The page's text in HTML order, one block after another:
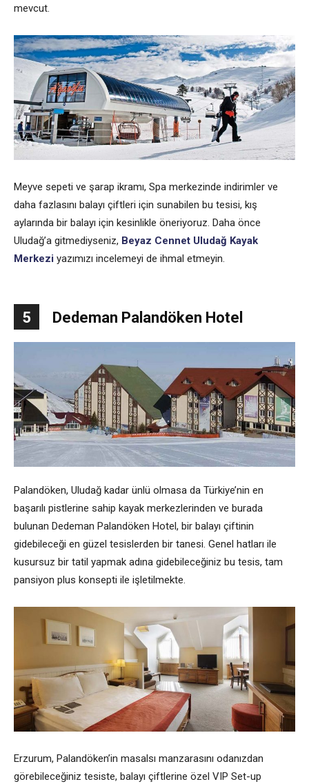
mevcut.
Meyve sepeti ve şarap ikramı, Spa merkezinde indirimler ve
daha fazlasını balayı çiftleri için sunabilen bu tesisi, kış
aylarında bir balayı için kesinlikle öneriyoruz. Daha önce
Uludağ’a gitmediyseniz, Beyaz Cennet Uludağ Kayak
Merkezi yazımızı incelemeyi de ihmal etmeyin.
5 Dedeman Palandöken Hotel
Palandöken, Uludağ kadar ünlü olmasa da Türkiye’nin en
başarılı pistlerine sahip kayak merkezlerinden ve burada
bulunan Dedeman Palandöken Hotel, bir balayı çiftinin
gidebileceği en güzel tesislerden bir tanesi. Genel hatları ile
kusursuz bir tatil yapmak adına gidebileceğiniz bu tesis, tam
pansiyon plus konsepti ile işletilmekte.
Erzurum, Palandöken’in masalsı manzarasını odanızdan
görebileceğiniz tesiste, balayı çiftlerine özel VIP Set-up